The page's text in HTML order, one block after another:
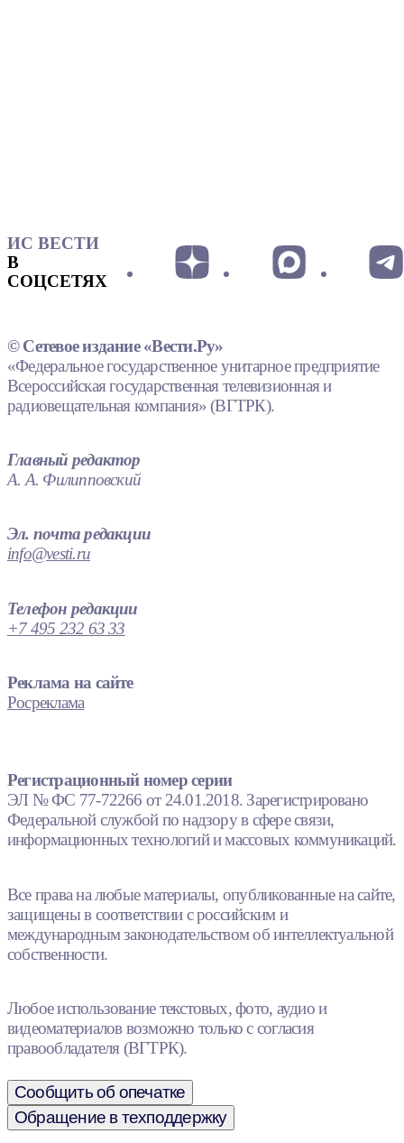
ИС ВЕСТИ
В
СОЦСЕТЯХ
© Сетевое издание «Вести.Ру»
«Федеральное государственное унитарное предприятие
Всероссийская государственная телевизионная и
радиовещательная компания» (ВГТРК).
Главный редактор
А. А. Филипповский
Эл. почта редакции
info@vesti.ru
Телефон редакции
+7 495 232 63 33
Реклама на сайте
Росреклама
Регистрационный номер серии
ЭЛ № ФС 77-72266 от 24.01.2018. Зарегистрировано
Федеральной службой по надзору в сфере связи,
информационных технологий и массовых коммуникаций.
Все права на любые материалы, опубликованные на сайте,
защищены в соответствии с российским и
международным законодательством об интеллектуальной
собственности.
Любое использование текстовых, фото, аудио и
видеоматериалов возможно только с согласия
правообладателя (ВГТРК).
Сообщить об опечатке
Обращение в техподдержку